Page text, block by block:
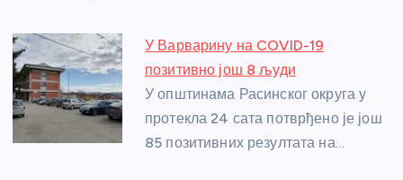
У Варварину на COVID-19
позитивно још 8 људи
У општинама Расинског округа у
протекла 24 сата потврђено је још
85 позитивних резултата на…